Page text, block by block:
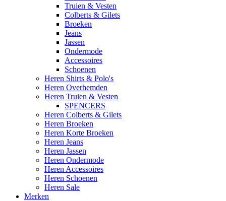
Truien & Vesten
Colberts & Gilets
Broeken
Jeans
Jassen
Ondermode
Accessoires
Schoenen
Heren Shirts & Polo's
Heren Overhemden
Heren Truien & Vesten
SPENCERS
Heren Colberts & Gilets
Heren Broeken
Heren Korte Broeken
Heren Jeans
Heren Jassen
Heren Ondermode
Heren Accessoires
Heren Schoenen
Heren Sale
Merken